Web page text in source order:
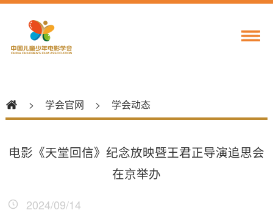
> 学会官网 > 学会动态
电影《天堂回信》纪念放映暨王君正导演追思会
在京举办
2024/09/14